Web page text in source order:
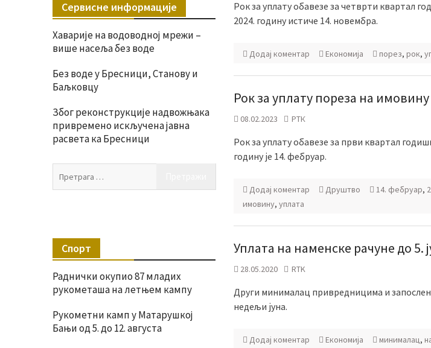
Рок за уплату обавезе за четврти квартал
2024. годину истиче 14. новембра.
Додај коментар Економија порез, рок,
Рок за уплату пореза на
08.02.2023 РТК
Рок за уплату обавезе за први квартал
годину је 14. фебруар.
Додај коментар Друштво 14. фебруар,
имовину, уплата
Уплатa на наменске рачуне до 5.
28.05.2020 RTK
Други минималац привредницима и
недељи јуна.
Додај коментар Економија минималац,
Сервисне информације
Хаварије на водоводној мрежи –
више насеља без воде
Без воде у Бресници, Станову и
Баљковцу
Због реконструкције надвожњака
привремено искључена јавна
расвета ка Бресници
Спорт
Раднички окупио 87 младих
рукометаша на летњем кампу
Рукометни камп у Матарушкој
Бањи од 5. до 12. августа